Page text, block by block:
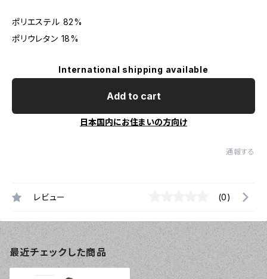
ポリエステル 82%
ポリウレタン 18%
International shipping available
Add to cart
日本国内にお住まいの方向け
通報する
レビュー (0)
最近チェックした商品